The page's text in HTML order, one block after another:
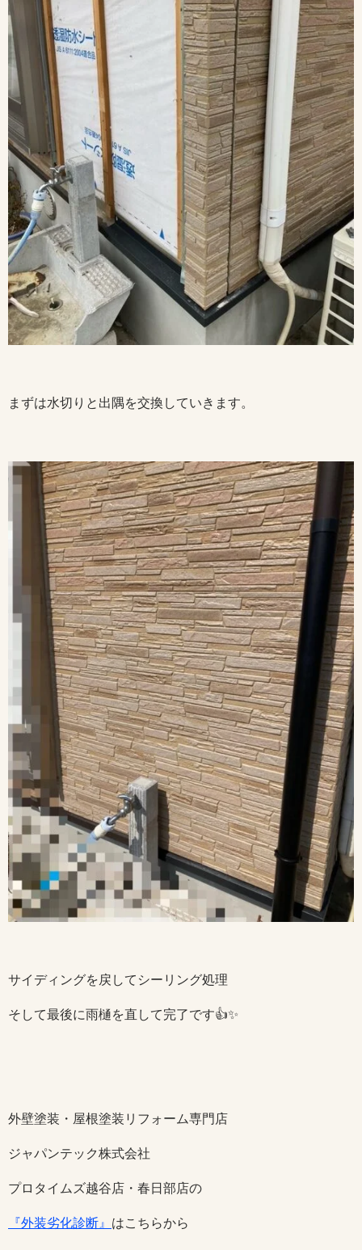
まずは水切りと出隅を交換していきます。
サイディングを戻してシーリング処理
そして最後に雨樋を直して完了です👍✨
外壁塗装・屋根塗装リフォーム専門店
ジャパンテック株式会社
プロタイムズ越谷店・春日部店の
『外装劣化診断』 はこちらから